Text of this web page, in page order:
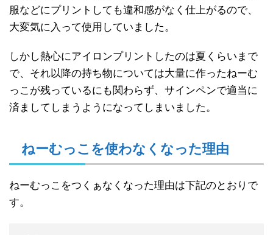
服などにプリントしても違和感がなく仕上がるので、
大変気に入って使用していました。
しかし熱心にアイロンプリントしたのは夏くらいまで
で、それ以降の持ち物については大量に作ったねーむ
っこが残っているにも関わらず、サインペンで適当に
済ましてしまうようになってしまいました。
ねーむっこを使わなくなった理由
ねーむっこをつくぁなくなった理由は下記のとおりで
す。